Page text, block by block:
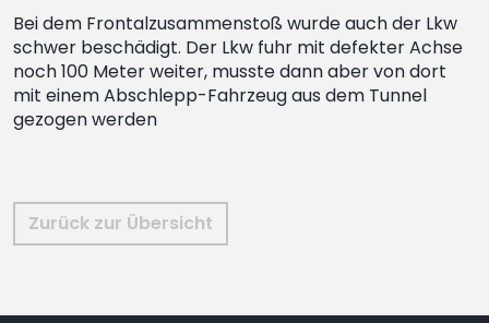
Bei dem Frontalzusammenstoß wurde auch der Lkw
schwer beschädigt. Der Lkw fuhr mit defekter Achse
noch 100 Meter weiter, musste dann aber von dort
mit einem Abschlepp-Fahrzeug aus dem Tunnel
gezogen werden
Zurück zur Übersicht